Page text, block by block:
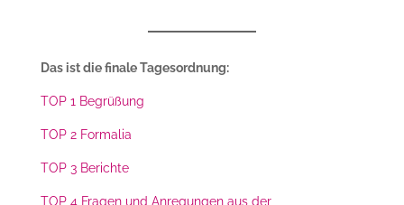
Das ist die finale Tagesordnung:
TOP 1 Begrüßung
TOP 2 Formalia
TOP 3 Berichte
TOP 4 Fragen und Anregungen aus der